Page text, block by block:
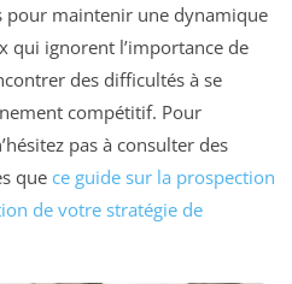
maintenir une dynamique
qui ignorent l’importance de
des difficultés à se
compétitif. Pour
pas à consulter des
que ce guide sur la prospection
de votre stratégie de